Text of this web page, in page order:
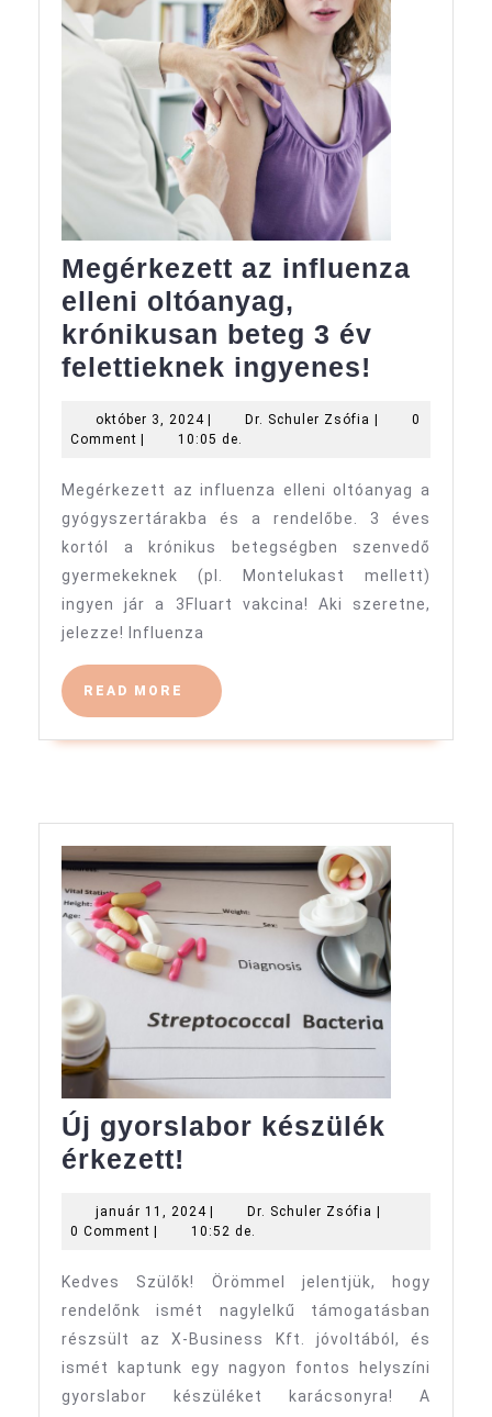
Megérkezett az influenza
elleni oltóanyag,
krónikusan beteg 3 év
felettieknek ingyenes!
beteg
3
október 3, 2024október
3,
| Dr. Schuler Zsófia Dr.
|
0
Comment | 10:05 de.
Megérkezett az influenza elleni oltóanyag a
gyógyszertárakba és a rendelőbe. 3 éves
kortól a krónikus betegségben szenvedő
gyermekeknek (pl. Montelukast mellett)
ingyen jár a 3Fluart vakcina! Aki szeretne,
jelezze! Influenza
READ MORE
READ
MORE
Új gyorslabor készülék
érkezett!
készülék
január 11, 2024január
11,
Dr. Schuler Zsófia Dr.
0 Comment
10:52 de.
Kedves Szülők! Örömmel jelentjük, hogy
rendelőnk ismét nagylelkű támogatásban
részsült az X-Business Kft. jóvoltából, és
ismét kaptunk egy nagyon fontos helyszíni
gyorslabor készüléket karácsonyra! A